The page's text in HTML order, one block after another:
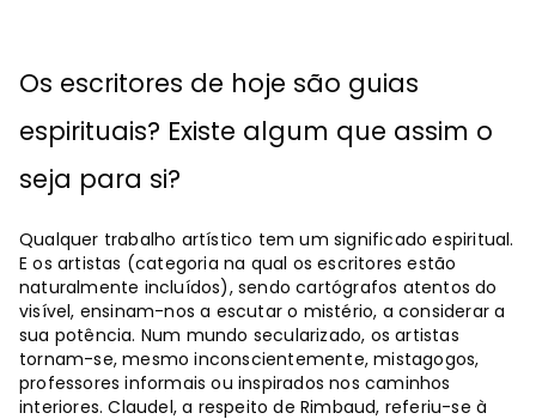
Os escritores de hoje são guias
espirituais? Existe algum que assim o
seja para si?
Qualquer trabalho artístico tem um significado espiritual.
E os artistas (categoria na qual os escritores estão
naturalmente incluídos), sendo cartógrafos atentos do
visível, ensinam-nos a escutar o mistério, a considerar a
sua potência. Num mundo secularizado, os artistas
tornam-se, mesmo inconscientemente, mistagogos,
professores informais ou inspirados nos caminhos
interiores. Claudel, a respeito de Rimbaud, referiu-se à